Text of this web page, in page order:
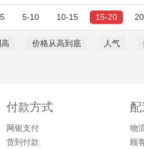
5-10 10-15 15-20
价格从高到底 人气
付款方式
网银支付
货到付款
物
顾